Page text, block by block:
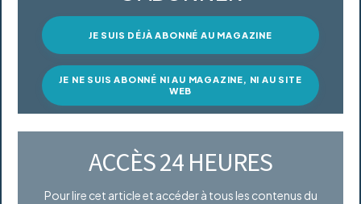
JE SUIS DÉJÀ ABONNÉ AU MAGAZINE
JE NE SUIS ABONNÉ NI AU MAGAZINE, NI AU SITE
WEB
ACCÈS 24 HEURES
Pour lire cet article et accéder à tous les contenus du